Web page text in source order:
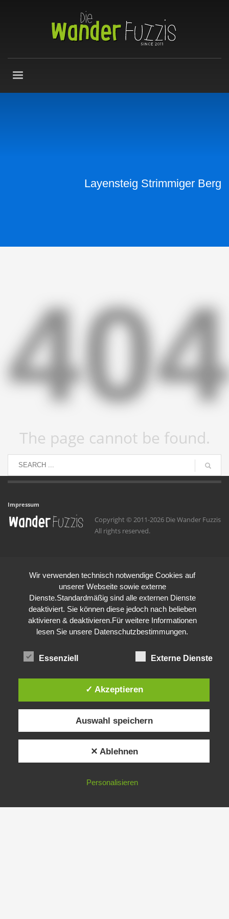
Layensteig Strimmiger Berg
The page cannot be found.
Impressum
Copyright © 2011-2026 Die Wander Fuzzis
All rights reserved.
Wir verwenden technisch notwendige Cookies auf
unserer Webseite sowie externe
Dienste.Standardmäßig sind alle externen Dienste
deaktiviert. Sie können diese jedoch nach belieben
aktivieren & deaktivieren.Für weitere Informationen
lesen Sie unsere Datenschutzbestimmungen.
Essenziell Externe Dienste
✓ Akzeptieren
Auswahl speichern
✕ Ablehnen
Personalisieren